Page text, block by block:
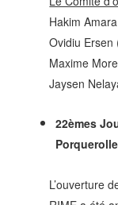
Hakim
Ovidiu Ersen
Maxime
Jaysen
22èmes
L’ouverture